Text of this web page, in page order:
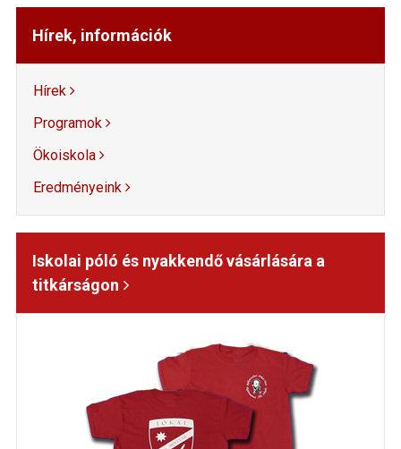
Hírek, információk
Hírek
Programok
Ökoiskola
Eredményeink
Iskolai póló és nyakkendő vásárlására a
titkárságon